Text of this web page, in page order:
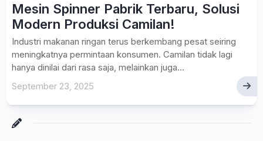
Mesin Spinner Pabrik Terbaru, Solusi
Modern Produksi Camilan!
Industri makanan ringan terus berkembang pesat seiring
meningkatnya permintaan konsumen. Camilan tidak lagi
hanya dinilai dari rasa saja, melainkan juga...
September 23, 2025